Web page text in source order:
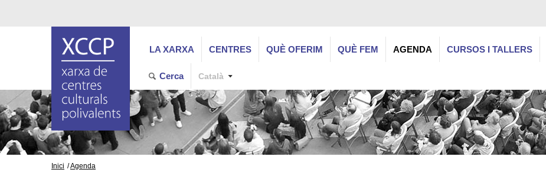
LA XARXA CENTRES QUÈ OFERIM QUÈ FEM AGENDA CURSOS I TALLERS
Cerca Català
Inici Agenda